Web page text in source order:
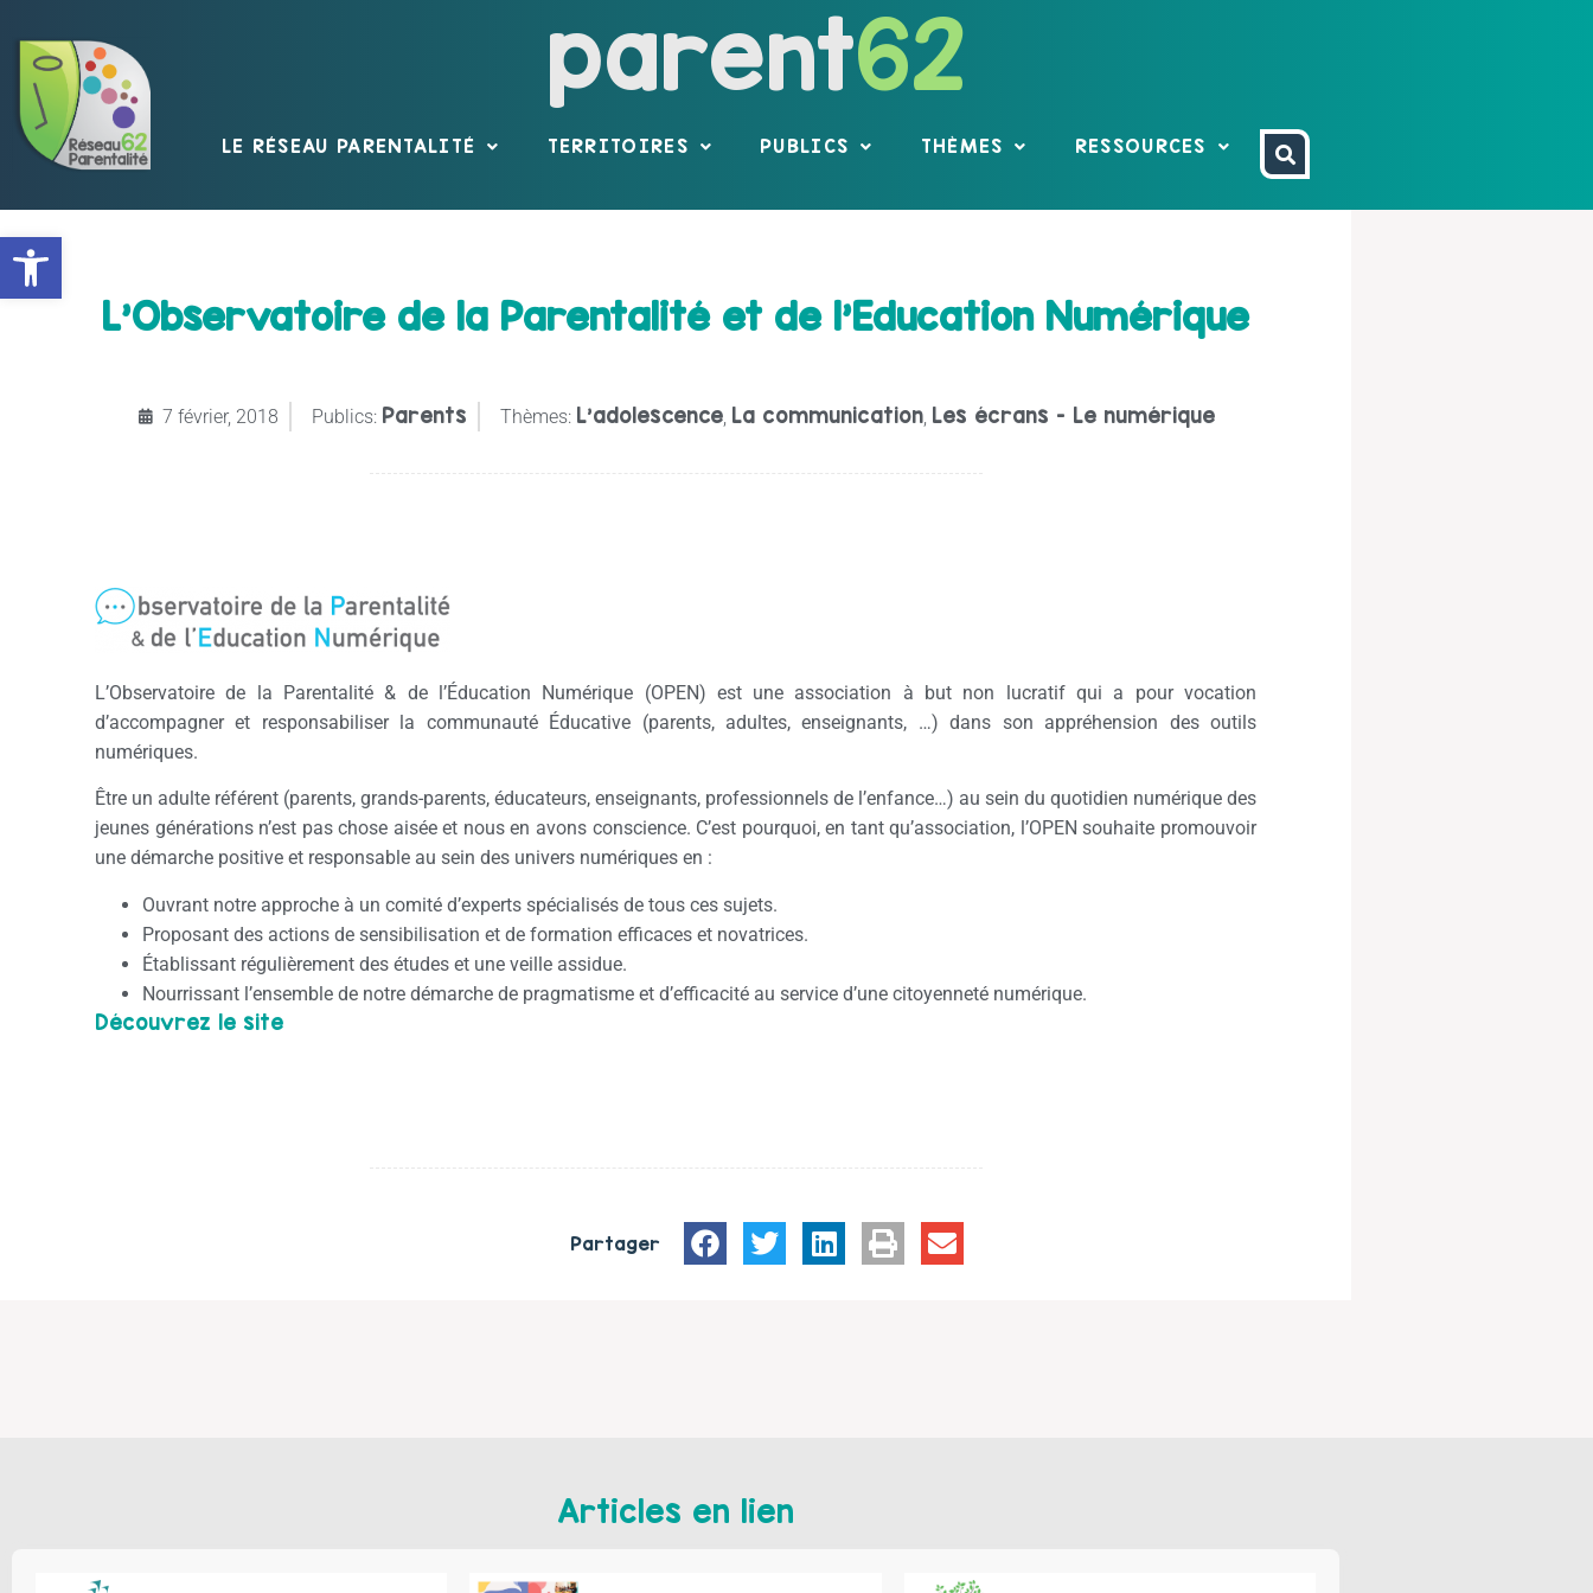
Ouvrir la barre d’outils
parent62
LE RÉSEAU PARENTALITÉ TERRITOIRES PUBLICS THÈMES RESSOURCES
L’Observatoire de la Parentalité et de l’Education Numérique
7 février, 2018 Publics: Parents Thèmes: L’adolescence, La communication, Les écrans - Le numérique
L’Observatoire de la Parentalité & de l’Éducation Numérique (OPEN) est une association à but non lucratif qui a pour vocation
d’accompagner et responsabiliser la communauté Éducative (parents, adultes, enseignants, …) dans son appréhension des outils
numériques.
Être un adulte référent (parents, grands-parents, éducateurs, enseignants, professionnels de l’enfance…) au sein du quotidien numérique des
jeunes générations n’est pas chose aisée et nous en avons conscience. C’est pourquoi, en tant qu’association, l’OPEN souhaite promouvoir
une démarche positive et responsable au sein des univers numériques en :
Ouvrant notre approche à un comité d’experts spécialisés de tous ces sujets.
Proposant des actions de sensibilisation et de formation efficaces et novatrices.
Établissant régulièrement des études et une veille assidue.
Nourrissant l’ensemble de notre démarche de pragmatisme et d’efficacité au service d’une citoyenneté numérique.
Découvrez le site
Partager
Articles en lien